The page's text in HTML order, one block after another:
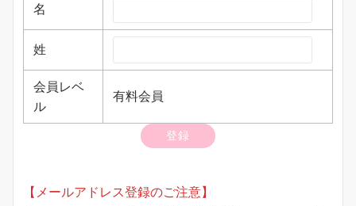
名
姓
会員レベ
ル
有料会員
【メールアドレス登録のご注意】